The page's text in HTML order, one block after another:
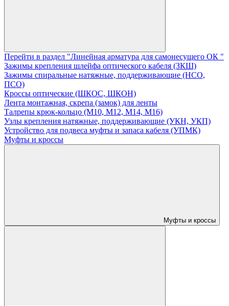
Перейти в раздел "Линейная арматура для самонесущего ОК "
Зажимы крепления шлейфа оптического кабеля (ЗКШ)
Зажимы спиральные натяжные, поддерживающие (НСО,
ПСО)
Кроссы оптические (ШКОС, ШКОН)
Лента монтажная, скрепа (замок) для ленты
Талрепы крюк-кольцо (М10, М12, М14, М16)
Узлы крепления натяжные, поддерживающие (УКН, УКП)
Устройство для подвеса муфты и запаса кабеля (УПМК)
Муфты и кроссы
Муфты и кроссы